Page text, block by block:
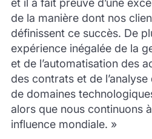
et il a fait preuve d’une
de la manière dont nos
définissent ce succès. De
expérience inégalée de la
et de l’automatisation des
des contrats et de
de domaines
alors que nous continuons
influence mondiale. »